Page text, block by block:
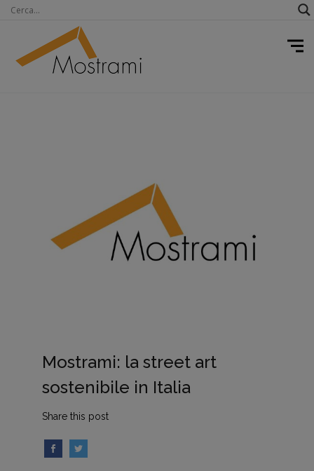
Mostrami: la street art
sostenibile in Italia
Share this post